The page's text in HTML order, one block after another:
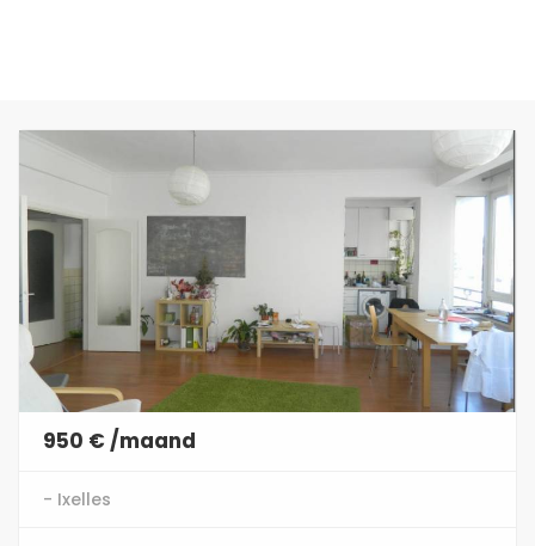
950 € /maand
- Ixelles